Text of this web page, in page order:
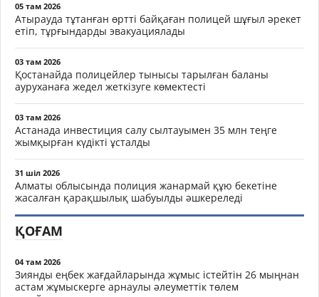
05 там 2026
Атырауда тұтанған өртті байқаған полицей шұғыл әрекет
етіп, тұрғындарды эвакуациялады
03 там 2026
Қостанайда полицейлер тынысы тарылған баланы
ауруханаға жедел жеткізуге көмектесті
03 там 2026
Астанада инвестиция салу сылтауымен 35 млн теңге
жымқырған күдікті ұсталды
31 шіл 2026
Алматы облысында полиция жанармай құю бекетіне
жасалған қарақшылық шабуылды әшкереледі
ҚОҒАМ
04 там 2026
Зиянды еңбек жағдайларында жұмыс істейтін 26 мыңнан
астам жұмыскерге арнаулы әлеуметтік төлем